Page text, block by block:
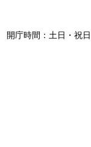
開庁時間：土日・祝